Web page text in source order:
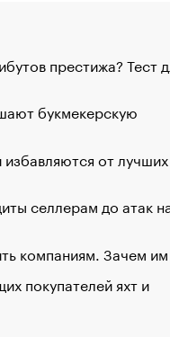
престижа? Тест
букмекерскую
от лучших
селлерам до атак
компаниям. Зачем
покупателей яхт и